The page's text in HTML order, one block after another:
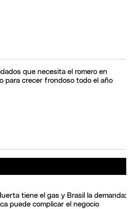
que necesita el romero en
para crecer frondoso todo el año
tiene el gas y Brasil la demanda:
puede complicar el negocio